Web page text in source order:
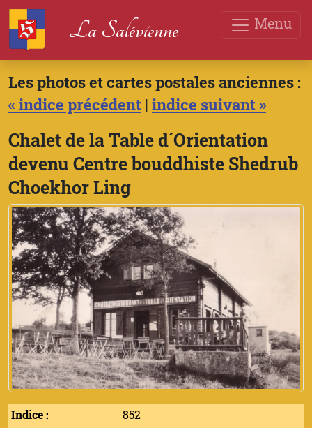
Menu
La Salévienne
Les photos et cartes postales anciennes :
« indice précédent | indice suivant »
Chalet de la Table d´Orientation
devenu Centre bouddhiste Shedrub
Choekhor Ling
Indice :
852